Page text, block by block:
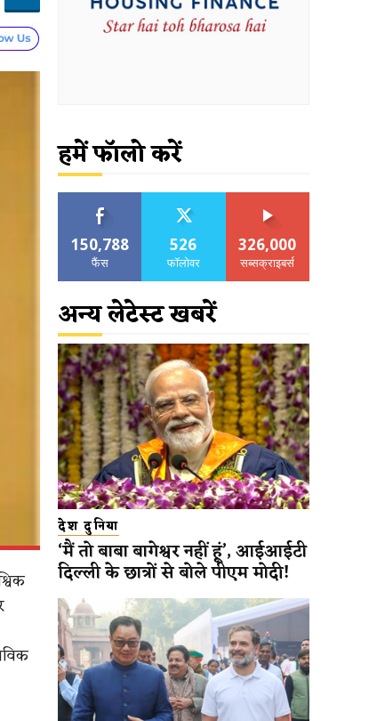
हमें फॉलो करें
150,788
फैंस
526
फॉलोवर
326,000
सब्सक्राइबर्स
अन्य लेटेस्ट खबरें
देश दुनिया
‘मैं तो बाबा बागेश्वर नहीं हूं’, आईआईटी
दिल्ली के छात्रों से बोले पीएम मोदी!